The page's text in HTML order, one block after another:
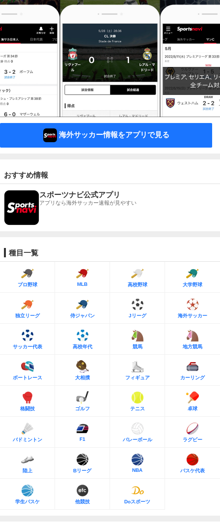
海外サッカー情報をアプリで見る
おすすめ情報
スポーツナビ公式アプリ
アプリなら海外サッカー速報が見やすい
種目一覧
プロ野球 MLB 高校野球 大学野球
独立リーグ 侍ジャパン Jリーグ 海外サッカー
サッカー代表 高校年代 競馬 地方競馬
ボートレース 大相撲 フィギュア カーリング
格闘技 ゴルフ テニス 卓球
バドミントン F1 バレーボール ラグビー
陸上 Bリーグ NBA バスケ代表
学生バスケ 他競技 Doスポーツ